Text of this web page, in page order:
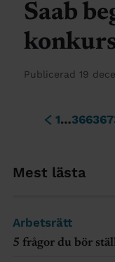
Saab
Publicerad 19
1…366367
Mest lästa
Arbetsrätt
5 frågor du bör